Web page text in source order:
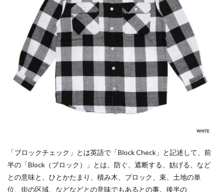
「ブロックチェック」とは英語で「Block Check」と記述して、前
半の「Block（ブロック）」とは、防ぐ、遮断する、妨げる、など
との意味と、ひとかたまり、積み木、ブロック、束、土地の単
位、街の区域、などなどとの意味でもあるとの事。後半の